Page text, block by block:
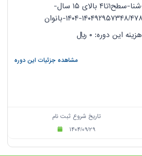
آموزش-شنا-سطح۱تا۴ بالای ۱۵ سال-
هزینه این دوره: ۰
ریال
مشاهده جزئیات این دوره
تاریخ شروع ثبت نام
۱۴۰۴/۰۹/۲۹